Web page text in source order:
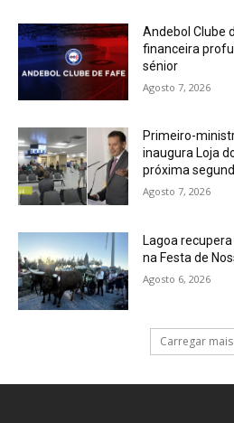
Andebol Clube
financeira
sénior
Agosto 7, 2026
Primeiro-
inaugura Loja
próxima
Agosto 7, 2026
Lagoa
na Festa de
Agosto 6, 2026
Carregar mais